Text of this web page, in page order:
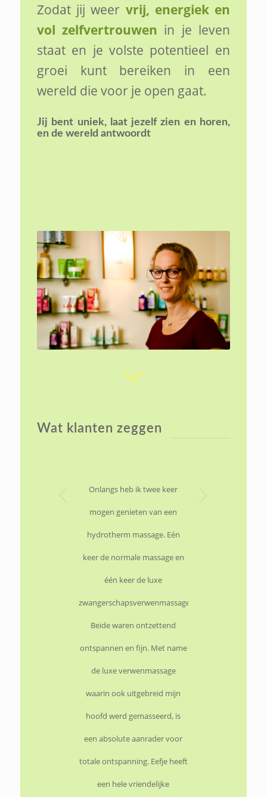
Zodat jij weer vrij, energiek en
vol zelfvertrouwen in je leven
staat en je volste potentieel en
groei kunt bereiken in een
wereld die voor je open gaat.
Jij bent uniek, laat jezelf zien en horen,
en de wereld antwoordt
Wat klanten zeggen
Onlangs heb ik twee keer
mogen genieten van een
hydrotherm massage. Eén
keer de normale massage en
één keer de luxe
zwangerschapsverwenmassage.
Beide waren ontzettend
ontspannen en fijn. Met name
de luxe verwenmassage
waarin ook uitgebreid mijn
hoofd werd gemasseerd, is
een absolute aanrader voor
totale ontspanning. Eefje heeft
een hele vriendelijke
Na een lange stressvolle
periode was ik toe aan een
‘reset’ en koos voor Cocooning
bij Eefje.
Wat een weldaad! Deze zachte
manier van masseren met
overvloedige, specifiek voor
mij gekozen combinatie van
oliën en dan ingepakt worden
in warme omhullende
flanellen lakens en wollen
dekens. Het heeft absoluut
een helende werking, echt een
aanrader!
Volgende